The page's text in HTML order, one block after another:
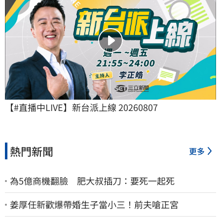
【#直播中LIVE】新台派上線 20260807
熱門新聞 更多
為5億商機翻臉 肥大叔插刀：要死一起死
姜厚任新歡爆帶婚生子當小三！前夫嗆正宮